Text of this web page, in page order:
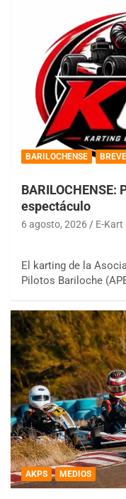
BARILOCHENSE
espectáculo
6 agosto, 2026 E-Kart
El karting de la
Pilotos Bariloche
AKPS MEDIOS